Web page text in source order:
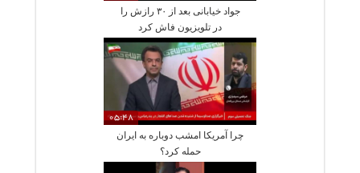
جواد خیابانی بعد از ۳۰ رازش را
در تلویزیون فاش کرد
05:48
چرا آمریکا امشب دوباره به ایران
حمله کرد؟